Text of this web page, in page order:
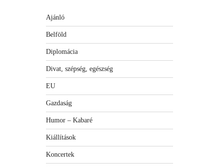
Ajánló
Belföld
Diplomácia
Divat, szépség, egészség
EU
Gazdaság
Humor – Kabaré
Kiállítások
Koncertek